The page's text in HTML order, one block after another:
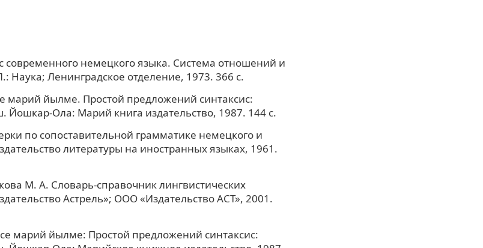
современного немецкого языка. Система отношений и
Наука; Ленинградское отделение, 1973. 366 с.
марий йылме. Простой предложений синтаксис:
Ола: Марий книга издательство, 1987. 144 с.
по сопоставительной грамматике немецкого и
литературы на иностранных языках, 1961.
М. А. Словарь-справочник лингвистических
Астрель»; ООО «Издательство АСТ», 2001.
марий йылме: Простой предложений синтаксис: